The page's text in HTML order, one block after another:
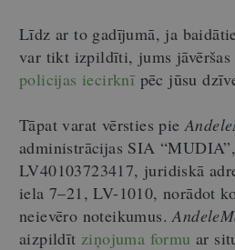
Līdz ar to gadījumā, ja
var tikt izpildīti, jums jāvēršas
policijas iecirknī pēc jūsu
Tāpat varat vērsties pie
administrācijas SIA
LV40103723417, juridiskā
iela 7–21, LV-1010, norādot
neievēro noteikumus.
aizpildītziņojuma formu ar